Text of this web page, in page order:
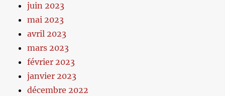
juin 2023
mai 2023
avril 2023
mars 2023
février 2023
janvier 2023
décembre 2022